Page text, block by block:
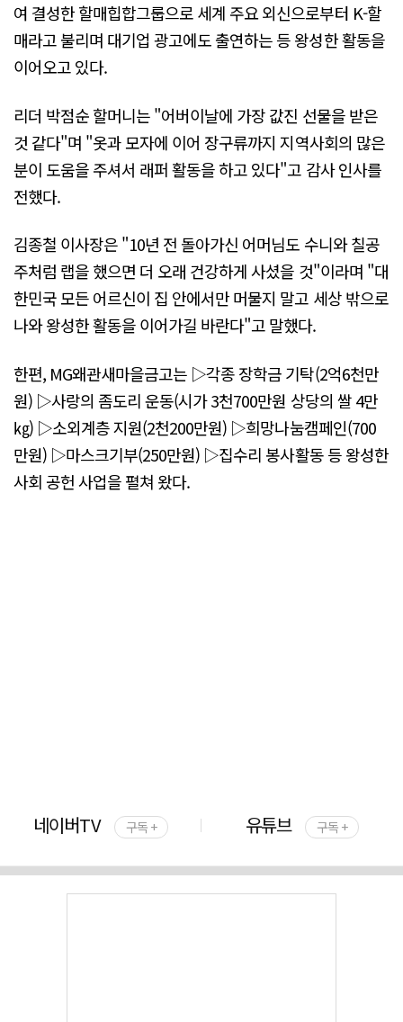
여 결성한 할매힙합그룹으로 세계 주요 외신으로부터 K-할
매라고 불리며 대기업 광고에도 출연하는 등 왕성한 활동을
이어오고 있다.
리더 박점순 할머니는 "어버이날에 가장 값진 선물을 받은
것 같다"며 "옷과 모자에 이어 장구류까지 지역사회의 많은
분이 도움을 주셔서 래퍼 활동을 하고 있다"고 감사 인사를
전했다.
김종철 이사장은 "10년 전 돌아가신 어머님도 수니와 칠공
주처럼 랩을 했으면 더 오래 건강하게 사셨을 것"이라며 "대
한민국 모든 어르신이 집 안에서만 머물지 말고 세상 밖으로
나와 왕성한 활동을 이어가길 바란다"고 말했다.
한편, MG왜관새마을금고는 ▷각종 장학금 기탁(2억6천만
원) ▷사랑의 좀도리 운동(시가 3천700만원 상당의 쌀 4만
㎏) ▷소외계층 지원(2천200만원) ▷희망나눔캠페인(700
만원) ▷마스크기부(250만원) ▷집수리 봉사활동 등 왕성한
사회 공헌 사업을 펼쳐 왔다.
네이버TV 구독 + 유튜브 구독 +